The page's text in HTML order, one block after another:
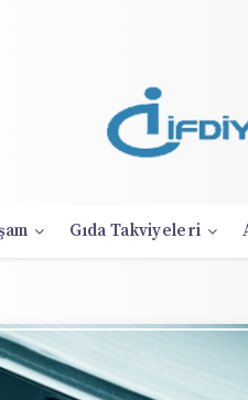
Gıda Takviyeleri